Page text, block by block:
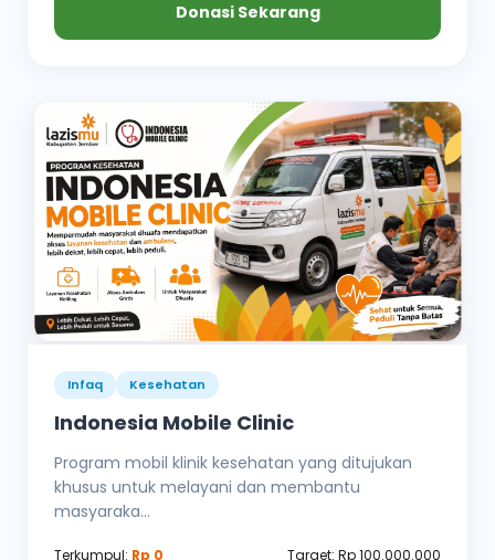
Donasi Sekarang
Infaq Kesehatan
Indonesia Mobile Clinic
Program mobil klinik kesehatan yang ditujukan
khusus untuk melayani dan membantu
masyaraka...
Terkumpul: Rp 0 Target: Rp 100.000.000